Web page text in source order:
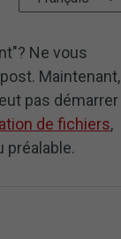
Ne vous
Maintenant,
pas démarrer
de fichiers,
préalable.